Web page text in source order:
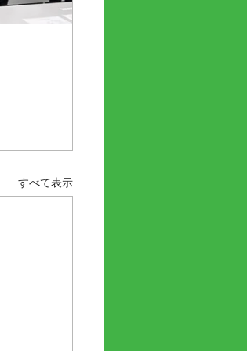
すべて表示